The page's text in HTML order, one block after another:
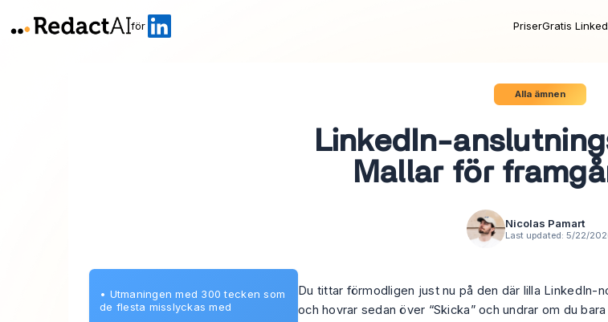
för PriserGratis
Alla ämnen
LinkedIn-
Mallar för
Nicolas Pamart
Last updated: 5/22/
• Utmaningen med 300 tecken som
de flesta misslyckas med
Du tittar förmodligen just nu på den där lilla LinkedIn-
och hovrar sedan över “Skicka” och undrar om du